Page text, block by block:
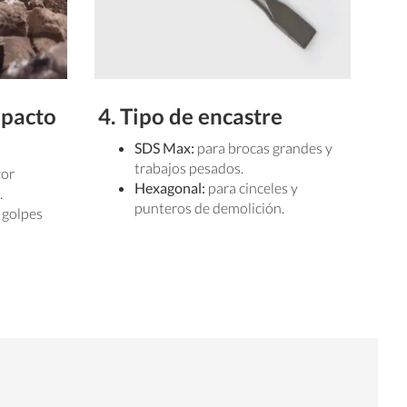
4. Tipo de encastre
SDS Max: para brocas grandes y
trabajos pesados.
Hexagonal: para cinceles y
punteros de demolición.